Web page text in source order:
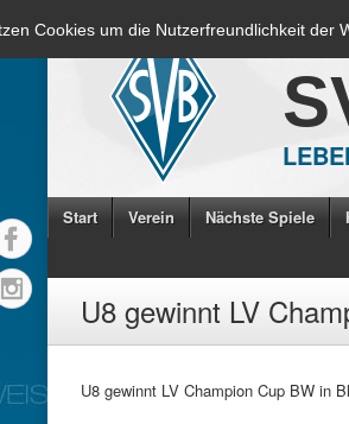
Cookies um die Nutzerfreundlichkeit der
Start Verein Nächste Spiele
U8 gewinnt LV
U8 gewinnt LV Champion Cup BW in